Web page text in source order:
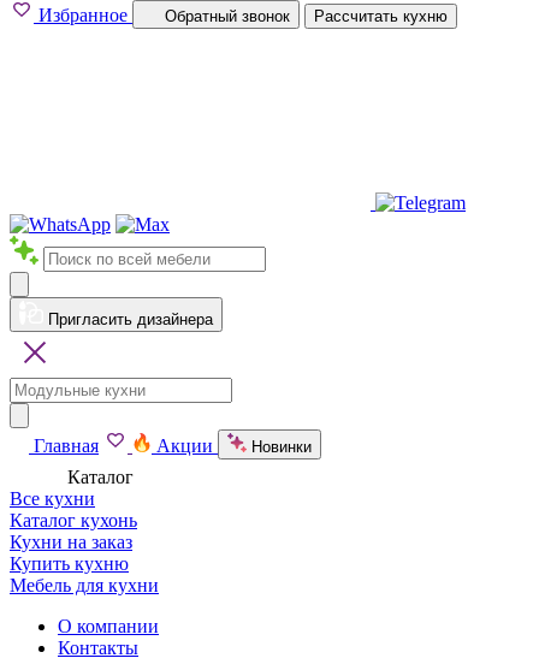
Избранное
Обратный звонок Рассчитать кухню
Пригласить дизайнера
Главная Акции Новинки
Каталог
Все кухни
Каталог кухонь
Кухни на заказ
Купить кухню
Мебель для кухни
О компании
Контакты